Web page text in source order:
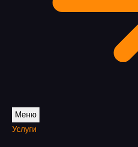
Меню
Услуги